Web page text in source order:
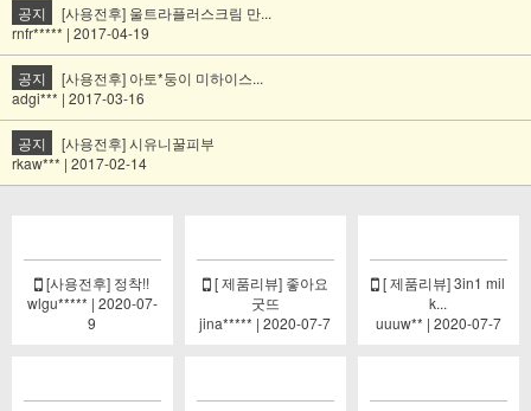
공지
[사용전후] 울트라플러스크림 만...
rnfr***** | 2017-04-19
공지
[사용전후] 아토*둥이 미하이스...
adgi*** | 2017-03-16
공지
[사용전후] 시유니꿀피부
rkaw*** | 2017-02-14
[사용전후] 정착!!
wlgu***** | 2020-07-
9
[ 제품리뷰] 좋아요
굿뜨
jina***** | 2020-07-7
[ 제품리뷰] 3in1 mil
k...
uuuw** | 2020-07-7